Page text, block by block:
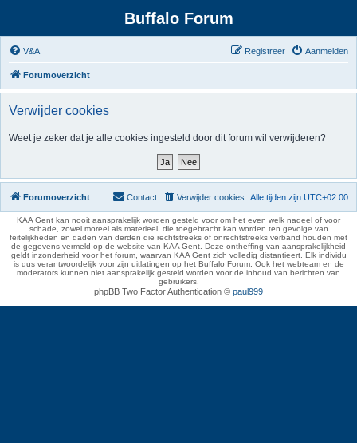
Buffalo Forum
V&A Aanmelden
Registreer
Forumoverzicht
Verwijder cookies
Weet je zeker dat je alle cookies ingesteld door dit forum wil verwijderen?
Forumoverzicht Alle tijden zijn UTC+02:00
Verwijder cookies
Contact
KAA Gent kan nooit aansprakelijk worden gesteld voor om het even welk nadeel of voor
schade, zowel moreel als materieel, die toegebracht kan worden ten gevolge van
feitelijkheden en daden van derden die rechtstreeks of onrechtstreeks verband houden met
de gegevens vermeld op de website van KAA Gent. Deze ontheffing van aansprakelijkheid
geldt inzonderheid voor het forum, waarvan KAA Gent zich volledig distantieert. Elk individu
is dus verantwoordelijk voor zijn uitlatingen op het Buffalo Forum. Ook het webteam en de
moderators kunnen niet aansprakelijk gesteld worden voor de inhoud van berichten van
gebruikers.
phpBB Two Factor Authentication © paul999